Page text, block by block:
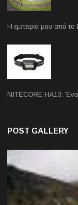
Η εμπειρία μου από
NITECORE HA13:
POST GALLERY